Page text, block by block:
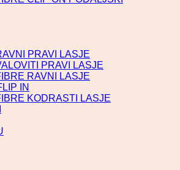
PRAVI LASJE
PRAVI LASJE
RAVNI LASJE
IN
KODRASTI LASJE